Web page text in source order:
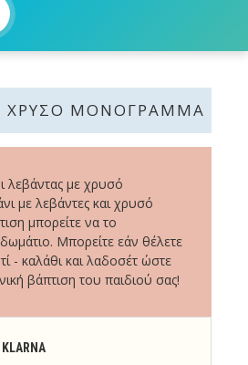
ΧΡΥΣΌ ΜΟΝΌΓΡΑΜΜΑ
λεβάντας με χρυσό
με λεβάντες και χρυσό
μπορείτε να το
Μπορείτε εάν θέλετε
- καλάθι και λαδοσέτ ώστε
βάπτιση του παιδιού σας!